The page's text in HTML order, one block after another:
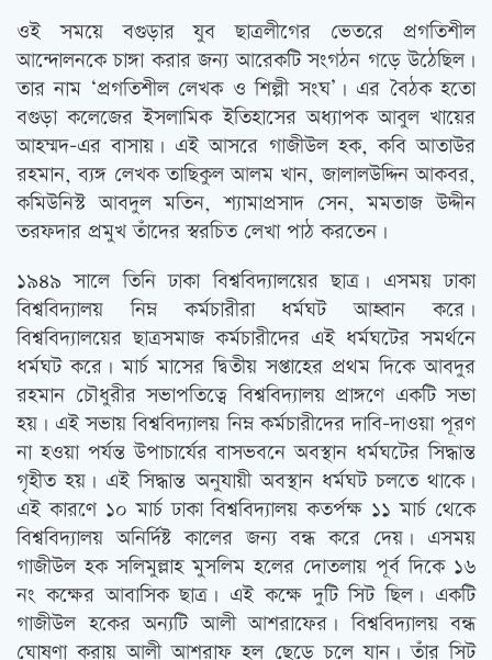
ওই সময়ে বগুড়ার যুব ছাত্রলীগের ভেতরে প্রগতিশীল
আন্দোলনকে চাঙ্গা করার জন্য আরেকটি সংগঠন গড়ে উঠেছিল।
তার নাম ‘প্রগতিশীল লেখক ও শিল্পী সংঘ’। এর বৈঠক হতো
বগুড়া কলেজের ইসলামিক ইতিহাসের অধ্যাপক আবুল খায়ের
আহম্মদ-এর বাসায়। এই আসরে গাজীউল হক, কবি আতাউর
রহমান, ব্যঙ্গ লেখক তাছিকুল আলম খান, জালালউদ্দিন আকবর,
কমিউনিস্ট আবদুল মতিন, শ্যামাপ্রসাদ সেন, মমতাজ উদ্দীন
তরফদার প্রমুখ তাঁদের স্বরচিত লেখা পাঠ করতেন।
১৯৪৯ সালে তিনি ঢাকা বিশ্ববিদ্যালয়ের ছাত্র। এসময় ঢাকা
বিশ্ববিদ্যালয় নিম্ন কর্মচারীরা ধর্মঘট আহ্বান করে।
বিশ্ববিদ্যালয়ের ছাত্রসমাজ কর্মচারীদের এই ধর্মঘটের সমর্থনে
ধর্মঘট করে। মার্চ মাসের দ্বিতীয় সপ্তাহের প্রথম দিকে আবদুর
রহমান চৌধুরীর সভাপতিত্বে বিশ্ববিদ্যালয় প্রাঙ্গণে একটি সভা
হয়। এই সভায় বিশ্ববিদ্যালয় নিম্ন কর্মচারীদের দাবি-দাওয়া পূরণ
না হওয়া পর্যন্ত উপাচার্যের বাসভবনে অবস্থান ধর্মঘটের সিদ্ধান্ত
গৃহীত হয়। এই সিদ্ধান্ত অনুযায়ী অবস্থান ধর্মঘট চলতে থাকে।
এই কারণে ১০ মার্চ ঢাকা বিশ্ববিদ্যালয় কতর্পক্ষ ১১ মার্চ থেকে
বিশ্ববিদ্যালয় অনির্দিষ্ট কালের জন্য বন্ধ করে দেয়। এসময়
গাজীউল হক সলিমুল্লাহ মুসলিম হলের দোতলায় পূর্ব দিকে ১৬
নং কক্ষের আবাসিক ছাত্র। এই কক্ষে দুটি সিট ছিল। একটি
গাজীউল হকের অন্যটি আলী আশরাফের। বিশ্ববিদ্যালয় বন্ধ
ঘোষণা করায় আলী আশরাফ হল ছেড়ে চলে যান। তাঁর সিট